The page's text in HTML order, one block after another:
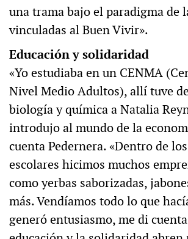
una trama bajo el paradigma de
vinculadas al Buen Vivir».
Educación y solidaridad
«Yo estudiaba en un CENMA
Nivel Medio Adultos), allí tuve
biología y química a Natalia
introdujo al mundo de la
cuenta Pedernera. «Dentro de
escolares hicimos muchos
como yerbas saborizadas,
más. Vendíamos todo lo que
generó entusiasmo, me di